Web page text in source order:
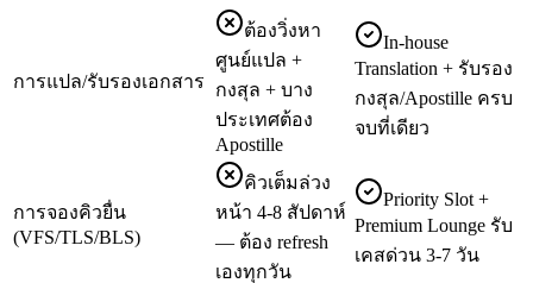
การแปล/รับรองเอกสาร
ต้องวิ่งหา
ศูนย์แปล +
กงสุล + บาง
ประเทศต้อง
Apostille
In-house
Translation + รับรอง
กงสุล/Apostille ครบ
จบที่เดียว
การจองคิวยื่น
(VFS/TLS/BLS)
คิวเต็มล่วง
หน้า 4-8 สัปดาห์
— ต้อง refresh
เองทุกวัน
Priority Slot +
Premium Lounge รับ
เคสด่วน 3-7 วัน